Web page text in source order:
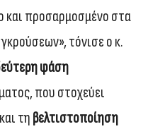
και προσαρμοσμένο στα
τόνισε ο κ.
φάση
που στοχεύει
τη βελτιστοποίηση